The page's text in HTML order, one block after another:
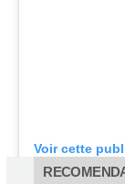
Voir cette